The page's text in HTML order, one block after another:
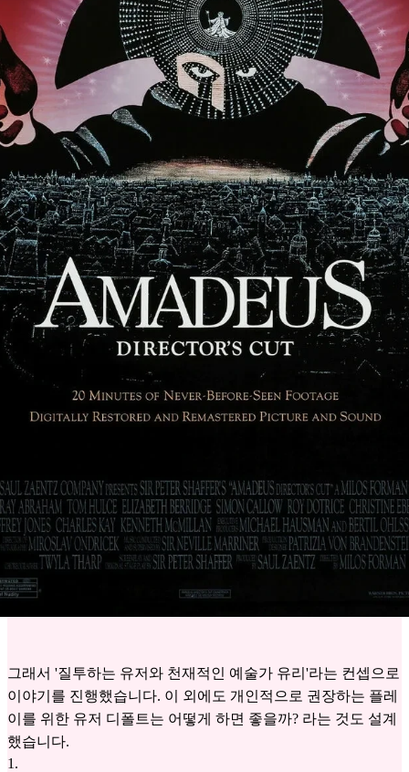
그래서 '질투하는 유저와 천재적인 예술가 유리'라는 컨셉으로
이야기를 진행했습니다. 이 외에도 개인적으로 권장하는 플레
이를 위한 유저 디폴트는 어떻게 하면 좋을까? 라는 것도 설계
했습니다.
1 .